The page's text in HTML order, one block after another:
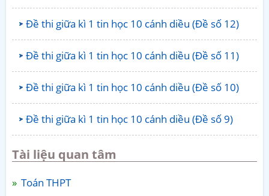
Đề thi giữa kì 1 tin học 10 cánh diều (Đề số 12)
Đề thi giữa kì 1 tin học 10 cánh diều (Đề số 11)
Đề thi giữa kì 1 tin học 10 cánh diều (Đề số 10)
Đề thi giữa kì 1 tin học 10 cánh diều (Đề số 9)
Tài liệu quan tâm
Toán THPT